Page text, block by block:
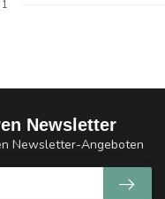
Newsletter
Newsletter-Angeboten